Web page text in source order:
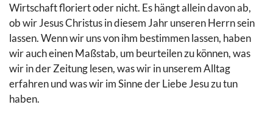
Wirtschaft floriert oder nicht. Es hängt allein davon ab,
ob wir Jesus Christus in diesem Jahr unseren Herrn sein
lassen. Wenn wir uns von ihm bestimmen lassen, haben
wir auch einen Maßstab, um beurteilen zu können, was
wir in der Zeitung lesen, was wir in unserem Alltag
erfahren und was wir im Sinne der Liebe Jesu zu tun
haben.